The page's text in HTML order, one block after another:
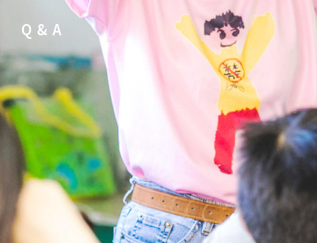
Q & A